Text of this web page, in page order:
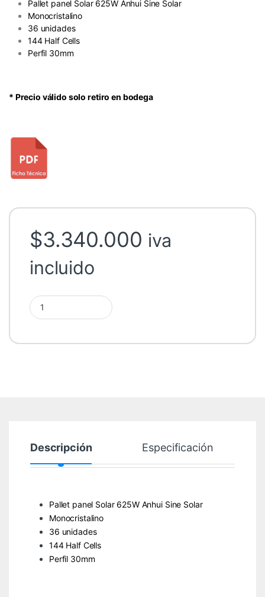
Pallet panel Solar 625W Anhui Sine Solar
Monocristalino
36 unidades
144 Half Cells
Perfil 30mm
* Precio válido solo retiro en bodega
$3.340.000 iva
incluido
Pallet Panel Solar 625w 24V Mono Anhui Sine quantity
Descripción Especificación
Pallet panel Solar 625W Anhui Sine Solar
Monocristalino
36 unidades
144 Half Cells
Perfil 30mm